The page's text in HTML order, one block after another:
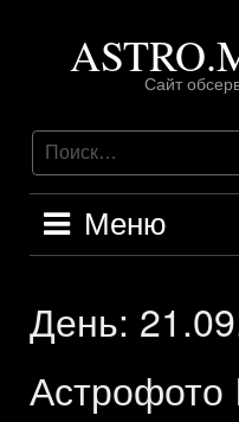
содержимому
Сайт
Меню
День:
Астрофото